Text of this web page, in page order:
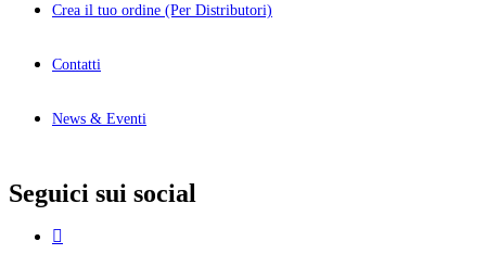
Crea il tuo ordine (Per Distributori)
Contatti
News & Eventi
Seguici sui social